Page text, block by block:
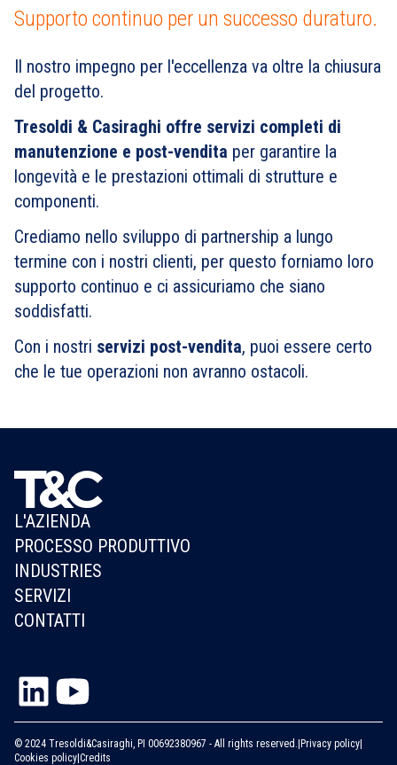
Supporto continuo per un successo duraturo.
Il nostro impegno per l'eccellenza va oltre la chiusura
del progetto.
Tresoldi & Casiraghi offre servizi completi di
manutenzione e post-vendita per garantire la
longevità e le prestazioni ottimali di strutture e
componenti.
Crediamo nello sviluppo di partnership a lungo
termine con i nostri clienti, per questo forniamo loro
supporto continuo e ci assicuriamo che siano
soddisfatti.
Con i nostri servizi post-vendita, puoi essere certo
che le tue operazioni non avranno ostacoli.
L'AZIENDA
PROCESSO PRODUTTIVO
INDUSTRIES
SERVIZI
CONTATTI
© 2024 Tresoldi&Casiraghi, PI 00692380967 - All rights reserved. Privacy policy
Cookies policy Credits